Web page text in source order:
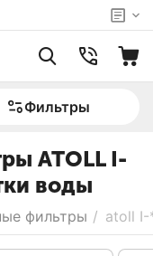
Фильтры
ATOLL I-
воды
фильтры / atoll I-